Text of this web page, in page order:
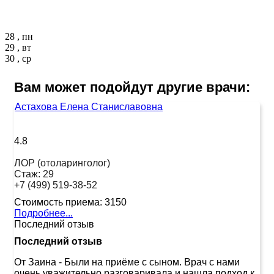
28 , пн
29 , вт
30 , ср
Вам может подойдут другие врачи:
Астахова Елена Станиславовна
4.8
ЛОР (отоларинголог)
Стаж: 29
+7 (499) 519-38-52
Стоимость приема: 3150
Подробнее...
Последний отзыв
Последний отзыв
От Заина - Были на приёме с сыном. Врач с нами